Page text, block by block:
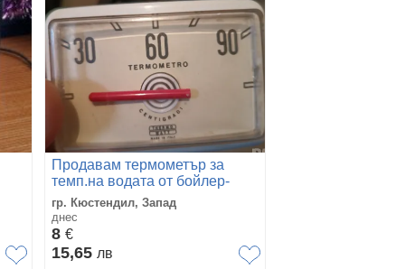
Продавам термометър за
темп.на водата от бойлер-
Елдом Инвест
гр. Кюстендил, Запад
днес
8 €
15,65 лв